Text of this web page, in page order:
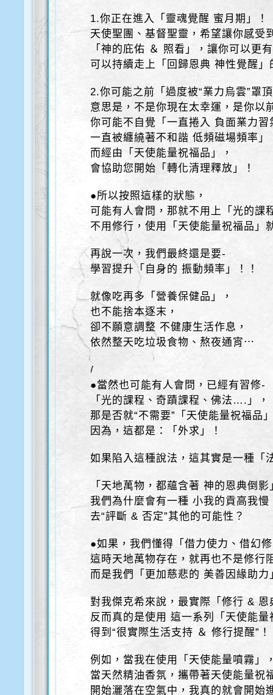
1.你正在進入「靈魂覺醒 蜜月期」！
天使聖團、基督聖靈，希望讓你感受
「神的庇佑 ＆ 照看」，讓你可以更
可以持續走上「回歸恩典 神性覺醒」
2.你可能之前「過度被“業力烏雲”罩
意思是，不是你現在太幸運，是你以
你可能不自覺「一直捲入 負面業力習
一直被纏繞著不和諧 低頻磁場頻率」
而經由「天使能量祝福品」，
會協助您開始「轉化清理釋放」！
●所以按照這樣的狀態，
可能有人會問，那就不用上「光的課
不用修行，使用「天使能量祝福品」
再說一次，我們最終還是要-
學習提升「自身的 振動頻率」！！
就像吃再多「營養保健品」，
也不能捨本逐末，
卻不願意調整 不健康生活作息，
依然整天吃垃圾食物、熬夜通宵⋯
/
●當然也可能有人會問，已經有習修-
「光的課程、奇蹟課程、佛法….」，
那是否就“不需要”「天使能量祝福品
因為，這都是：「外求」！
如果陷入這種說法，這其實是一種「
「天地萬物，都蘊含著 神的恩典倒影
我們為什麼會有一種 小我的貢高我慢
去“評斷 & 否定”其他的可能性？
●如果，我們懂得「借力使力、借幻
這時天地萬物存在，就再也不是修行
而是我們「更加慈悲的 美善因緣助力
對我傑克希來說，最實際「修行 & 恩
反而真的是使用 這一系列「天使能量
得到“很實際生活支持 ＆ 修行提醒”！
例如，當我在使用「天使能量噴霧」
當天然精油香氛，攜帶著天使能量祝
開始灑落在空氣中，我真的就會開始